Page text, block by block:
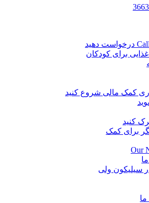
برای کودکان
کمک مالی شروع کنید
کنید
برای کمک
Our
سیلیکون ولی